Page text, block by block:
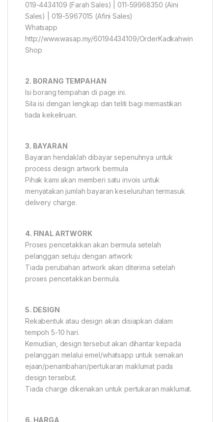
019-4434109 (Farah Sales) | 011-59968350 (Aini
Sales) | 019-5967015 (Afini Sales)
Whatsapp
http://www.wasap.my/60194434109/OrderKadkahwin
Shop
2. BORANG TEMPAHAN
Isi borang tempahan di page ini.
Sila isi dengan lengkap dan teliti bagi memastikan
tiada kekeliruan.
3. BAYARAN
Bayaran hendaklah dibayar sepenuhnya untuk
process design artwork bermula
Pihak kami akan memberi satu invois untuk
menyatakan jumlah bayaran keseluruhan termasuk
delivery charge.
4. FINAL ARTWORK
Proses pencetakkan akan bermula setelah
pelanggan setuju dengan artwork
Tiada perubahan artwork akan diterima setelah
proses pencetakkan bermula.
5. DESIGN
Rekabentuk atau design akan disiapkan dalam
tempoh 5-10 hari.
Kemudian, design tersebut akan dihantar kepada
pelanggan melalui emel/whatsapp untuk semakan
ejaan/penambahan/pertukaran maklumat pada
design tersebut.
Tiada charge dikenakan untuk pertukaran maklumat.
6. HARGA